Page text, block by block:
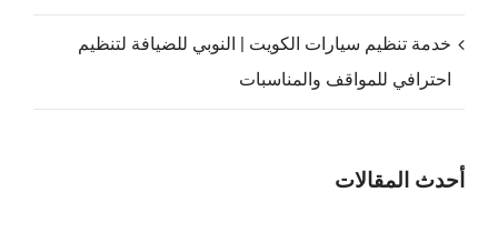
خدمة تنظيم سيارات الكويت | النوبي للضيافة لتنظيم
احترافي للمواقف والمناسبات
أحدث المقالات